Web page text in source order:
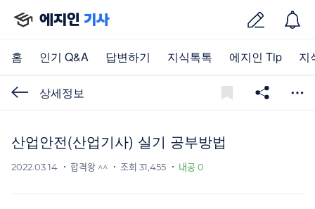
에지인 기사
홈 인기 Q&A 답변하기 지식톡톡 에지인 Tip 지
상세정보
산업안전(산업기사) 실기 공부방법
2022.03.14 합격왕 ^^ 조회 31,455 내공 0